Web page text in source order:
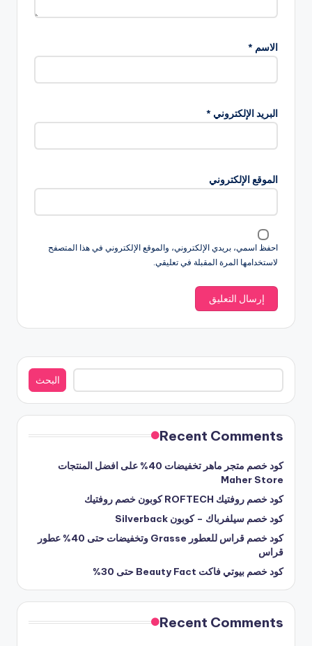
الاسم *
البريد الإلكتروني *
الموقع الإلكتروني
احفظ اسمي، بريدي الإلكتروني، والموقع الإلكتروني في هذا المتصفح
لاستخدامها المرة المقبلة في تعليقي.
البحث
البحث
Recent Comments
كود خصم متجر ماهر تخفيضات 40% على افضل المنتجات
Maher Store
كود خصم روفتيك ROFTECH كوبون خصم روفتيك
كود خصم سيلفرباك – كوبون Silverback
كود خصم قراس للعطور Grasse وتخفيضات حتى 40% عطور
قراس
كود خصم بيوتي فاكت Beauty Fact حتى 30%
Recent Comments